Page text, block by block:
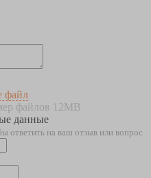
файл
файлов 12MB
данные
ответить на ваш отзыв или вопрос